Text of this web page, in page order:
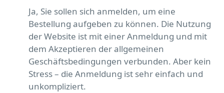
Ja, Sie sollen sich anmelden, um eine
Bestellung aufgeben zu können. Die Nutzung
der Website ist mit einer Anmeldung und mit
dem Akzeptieren der allgemeinen
Geschäftsbedingungen verbunden. Aber kein
Stress – die Anmeldung ist sehr einfach und
unkompliziert.